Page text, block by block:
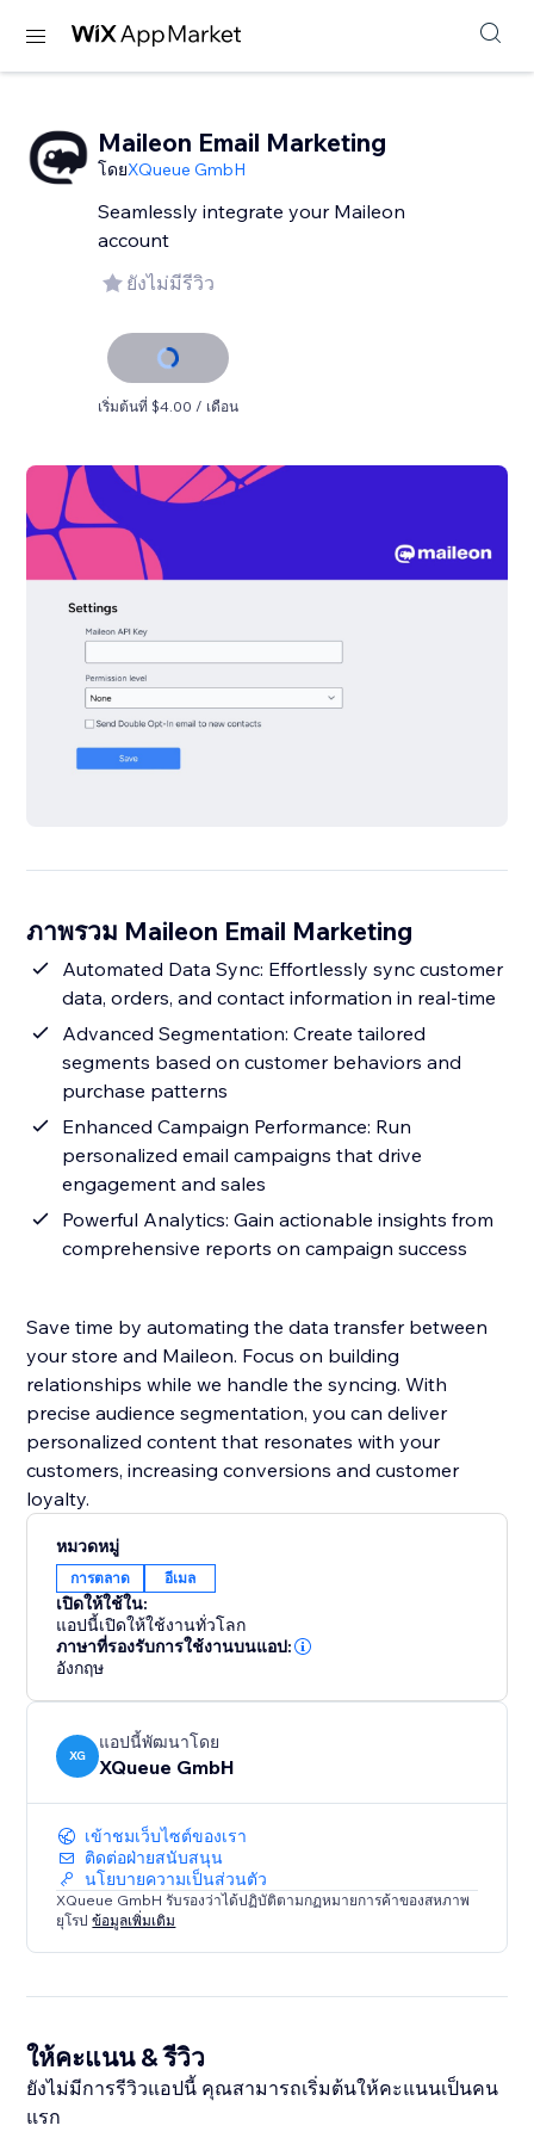
Maileon Email Marketing
โดยXQueue GmbH
Seamlessly integrate your Maileon
account
ยังไม่มีรีวิว
เริ่มต้นที่ $4.00 / เดือน
ภาพรวม Maileon Email Marketing
Automated Data Sync: Effortlessly sync customer
data, orders, and contact information in real-time
Advanced Segmentation: Create tailored
segments based on customer behaviors and
purchase patterns
Enhanced Campaign Performance: Run
personalized email campaigns that drive
engagement and sales
Powerful Analytics: Gain actionable insights from
comprehensive reports on campaign success
Save time by automating the data transfer between
your store and Maileon. Focus on building
relationships while we handle the syncing. With
precise audience segmentation, you can deliver
personalized content that resonates with your
customers, increasing conversions and customer
loyalty.
หมวดหมู่
การตลาด อีเมล
เปิดให้ใช้ใน:
แอปนี้เปิดให้ใช้งานทั่วโลก
ภาษาที่รองรับการใช้งานบนแอป:
อังกฤษ
XG
แอปนี้พัฒนาโดย
XQueue GmbH
เข้าชมเว็บไซต์ของเรา
ติดต่อฝ่ายสนับสนุน
นโยบายความเป็นส่วนตัว
XQueue GmbH รับรองว่าได้ปฏิบัติตามกฏหมายการค้าของสหภาพ
ยุโรปข้อมูลเพิ่มเติม
ให้คะแนน & รีวิว
ยังไม่มีการรีวิวแอปนี้ คุณสามารถเริ่มต้นให้คะแนนเป็นคน
แรก